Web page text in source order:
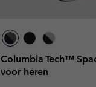
Columbia Tech™
voor heren